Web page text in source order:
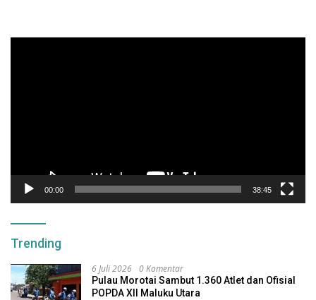
00:00 38:45
Trending
6 Juli 2026 0 Komentar
Pulau Morotai Sambut 1.360 Atlet dan Ofisial
POPDA XII Maluku Utara